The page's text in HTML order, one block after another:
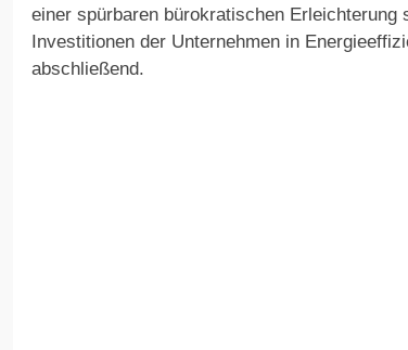
einer spürbaren bürokratischen
Investitionen der Unternehmen in
abschließend.